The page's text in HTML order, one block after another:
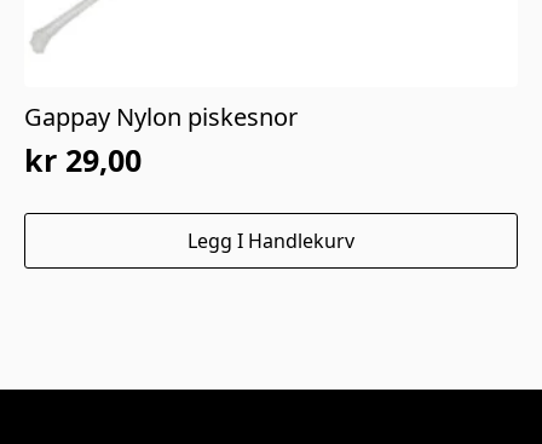
Gappay Nylon piskesnor
kr 29,00
Legg I Handlekurv